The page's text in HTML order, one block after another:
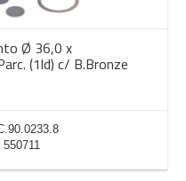
Ø 36,0 x
(1ld) c/ B.Bronze